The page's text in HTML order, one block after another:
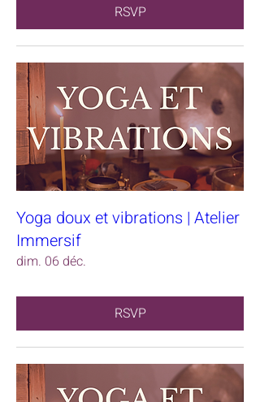
RSVP
Yoga doux et vibrations | Atelier
Immersif
dim. 06 déc.
RSVP